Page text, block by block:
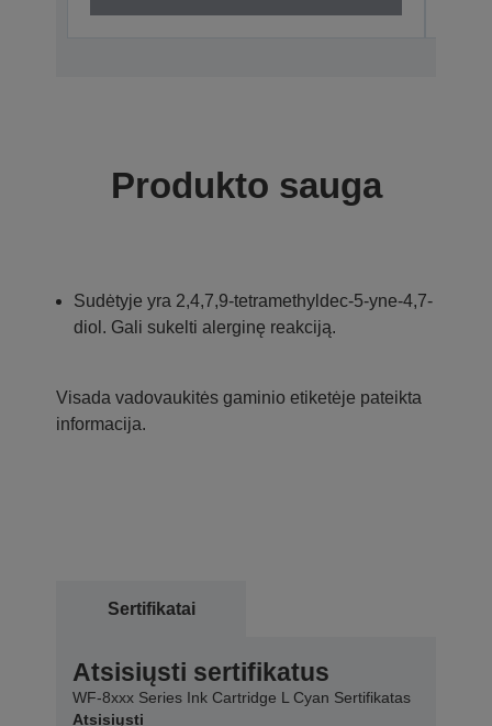
Produkto sauga
Sudėtyje yra 2,4,7,9-tetramethyldec-5-yne-4,7-
diol. Gali sukelti alerginę reakciją.
Visada vadovaukitės gaminio etiketėje pateikta
informacija.
Sertifikatai
Atsisiųsti sertifikatus
WF-8xxx Series Ink Cartridge L Cyan Sertifikatas
Atsisiųsti